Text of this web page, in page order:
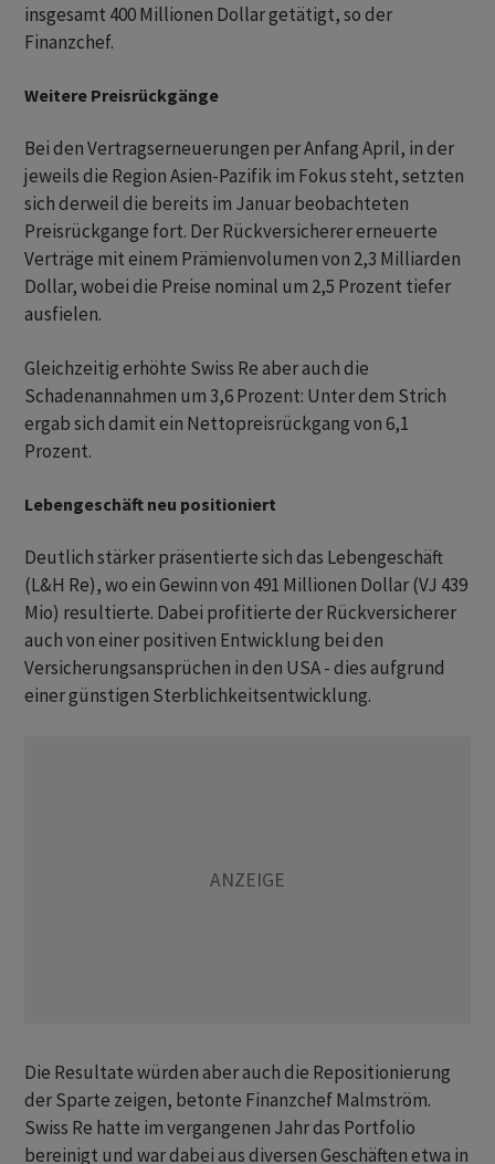
insgesamt 400 Millionen Dollar getätigt, so der
Finanzchef.
Weitere Preisrückgänge
Bei den Vertragserneuerungen per Anfang April, in der
jeweils die Region Asien-Pazifik im Fokus steht, setzten
sich derweil die bereits im Januar beobachteten
Preisrückgange fort. Der Rückversicherer erneuerte
Verträge mit einem Prämienvolumen von 2,3 Milliarden
Dollar, wobei die Preise nominal um 2,5 Prozent tiefer
ausfielen.
Gleichzeitig erhöhte Swiss Re aber auch die
Schadenannahmen um 3,6 Prozent: Unter dem Strich
ergab sich damit ein Nettopreisrückgang von 6,1
Prozent.
Lebengeschäft neu positioniert
Deutlich stärker präsentierte sich das Lebengeschäft
(L&H Re), wo ein Gewinn von 491 Millionen Dollar (VJ 439
Mio) resultierte. Dabei profitierte der Rückversicherer
auch von einer positiven Entwicklung bei den
Versicherungsansprüchen in den USA - dies aufgrund
einer günstigen Sterblichkeitsentwicklung.
Die Resultate würden aber auch die Repositionierung
der Sparte zeigen, betonte Finanzchef Malmström.
Swiss Re hatte im vergangenen Jahr das Portfolio
bereinigt und war dabei aus diversen Geschäften etwa in